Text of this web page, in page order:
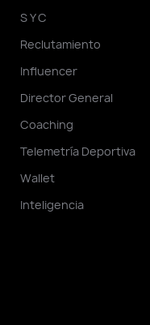
S Y C
Reclutamiento
Influencer
Director General
Coaching
Telemetría Deportiva
Wallet
Inteligencia